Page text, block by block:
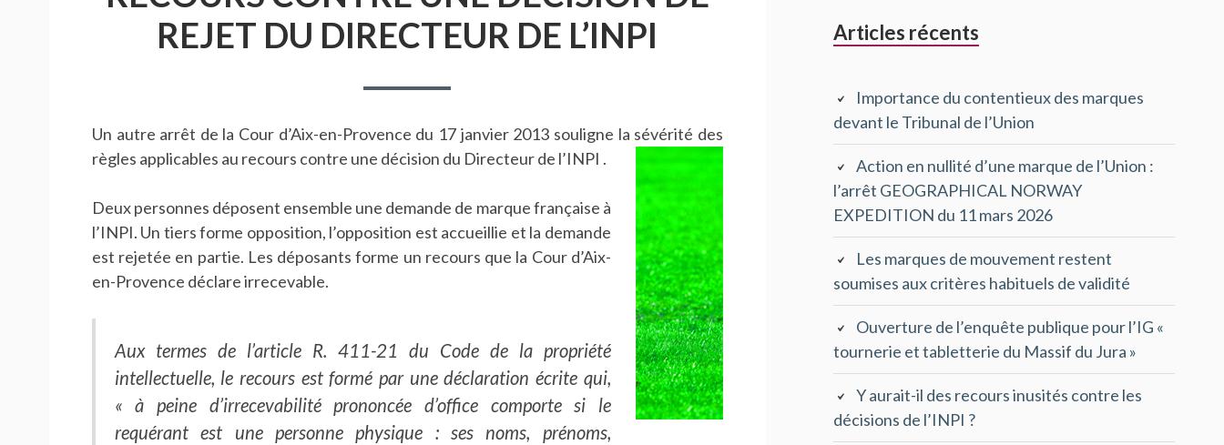
REJET DU DIRECTEUR DE L’INPI
Un autre arrêt de la Cour d’Aix-en-Provence du 17 janvier 2013 souligne la sévérité des
règles applicables au recours contre une décision du Directeur de l’INPI .
Deux personnes déposent ensemble une demande de marque française à
l’INPI. Un tiers forme opposition, l’opposition est accueillie et la demande
est rejetée en partie. Les déposants forme un recours que la Cour d’Aix-
en-Provence déclare irrecevable.
Aux termes de l’article R. 411-21 du Code de la propriété
intellectuelle, le recours est formé par une déclaration écrite qui,
« à peine d’irrecevabilité prononcée d’office comporte si le
requérant est une personne physique : ses noms, prénoms,
Articles récents
Importance du contentieux des marques
devant le Tribunal de l’Union
Action en nullité d’une marque de l’Union :
l’arrêt GEOGRAPHICAL NORWAY
EXPEDITION du 11 mars 2026
Les marques de mouvement restent
soumises aux critères habituels de validité
Ouverture de l’enquête publique pour l’IG «
tournerie et tabletterie du Massif du Jura »
Y aurait-il des recours inusités contre les
décisions de l’INPI ?